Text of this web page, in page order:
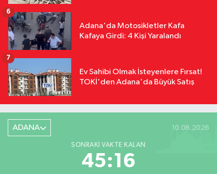
Adana'da Motosikletler Kafa
Kafaya Girdi: 4 Kişi Yaralandı
6
Ev Sahibi Olmak İsteyenlere Fırsat!
TOKİ'den Adana'da Büyük Satış
7
ADANA 10.08.2026
SONRAKI VAKTE KALAN
45:15